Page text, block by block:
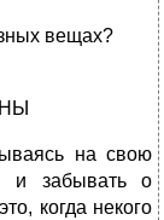
вещах?
на свою
и забывать о
когда некого